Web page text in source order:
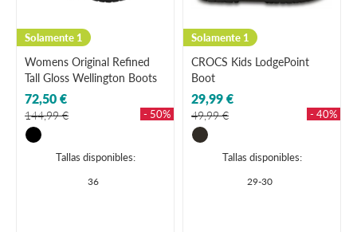
Solamente 1
Womens Original Refined
Tall Gloss Wellington Boots
72,50 €
144,99 € - 50%
Tallas disponibles:
36
Solamente 1
CROCS Kids LodgePoint
Boot
29,99 €
49,99 € - 40%
Tallas disponibles:
29-30